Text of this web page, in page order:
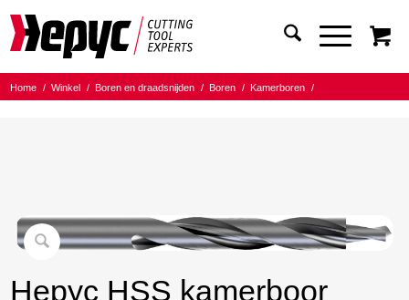
Home / Winkel / Boren en draadsnijden / Boren / Kamerboren
/
Hepyc HSS kamerboor